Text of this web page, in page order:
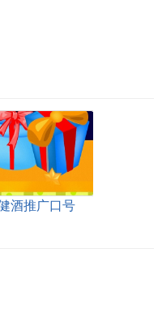
酒推广口号